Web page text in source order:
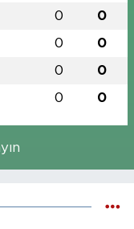
0 0
0 0
0 0
0 0